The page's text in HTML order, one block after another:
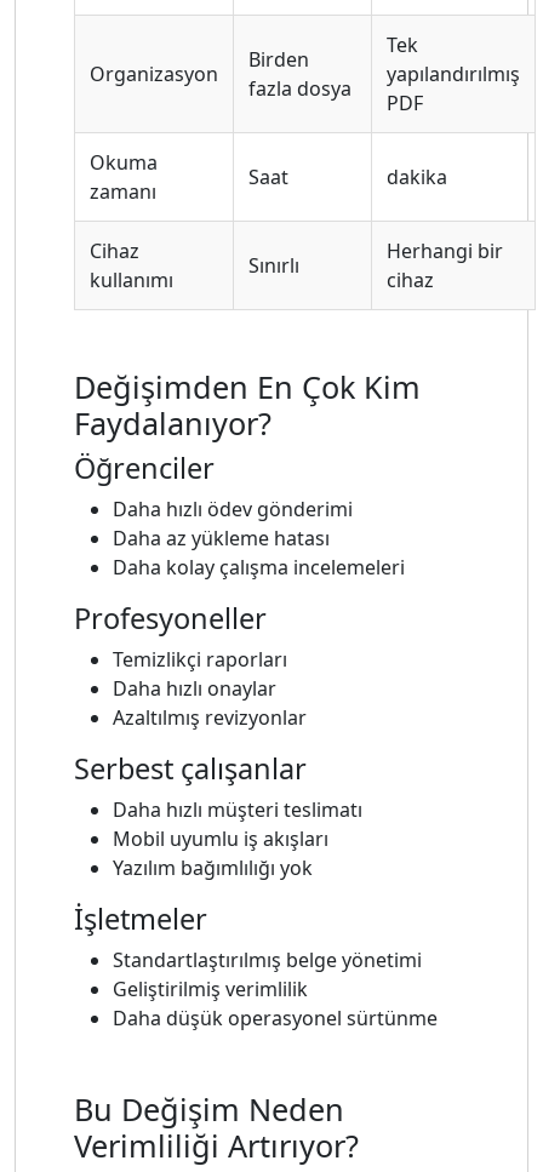
Organizasyon
Birden
fazla dosya
Tek
yapılandırılmış
PDF
Okuma
zamanı
Saat dakika
Cihaz
kullanımı
Sınırlı
Herhangi bir
cihaz
Değişimden En Çok Kim
Faydalanıyor?
Öğrenciler
Daha hızlı ödev gönderimi
Daha az yükleme hatası
Daha kolay çalışma incelemeleri
Profesyoneller
Temizlikçi raporları
Daha hızlı onaylar
Azaltılmış revizyonlar
Serbest çalışanlar
Daha hızlı müşteri teslimatı
Mobil uyumlu iş akışları
Yazılım bağımlılığı yok
İşletmeler
Standartlaştırılmış belge yönetimi
Geliştirilmiş verimlilik
Daha düşük operasyonel sürtünme
Bu Değişim Neden
Verimliliği Artırıyor?